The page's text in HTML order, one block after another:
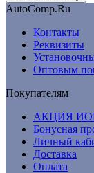
AutoComp.Ru
Контакты
Реквизиты
Оптовым
Покупателям
АКЦИЯ
Бонусная
Личный
Доставка
Оплата